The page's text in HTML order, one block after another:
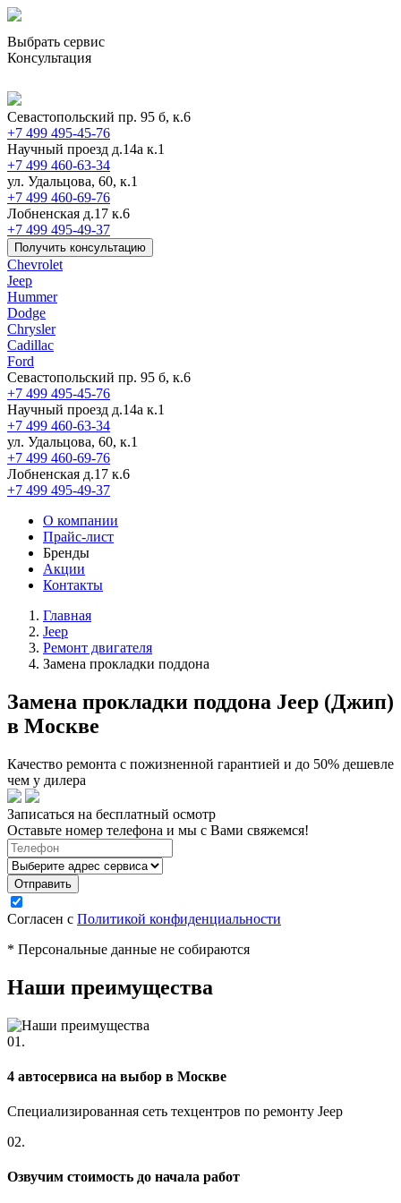
Выбрать сервис
Консультация
Севастопольский пр. 95 б, к.6
+7 499 495-45-76
Научный проезд д.14а к.1
+7 499 460-63-34
ул. Удальцова, 60, к.1
+7 499 460-69-76
Лобненская д.17 к.6
+7 499 495-49-37
Получить консультацию
Chevrolet
Jeep
Hummer
Dodge
Chrysler
Cadillac
Ford
Севастопольский пр. 95 б, к.6
+7 499 495-45-76
Научный проезд д.14а к.1
+7 499 460-63-34
ул. Удальцова, 60, к.1
+7 499 460-69-76
Лобненская д.17 к.6
+7 499 495-49-37
О компании
Прайс-лист
Бренды
Акции
Контакты
Главная
Jeep
Ремонт двигателя
Замена прокладки поддона
Замена прокладки поддона Jeep (Джип)
в Москве
Качество ремонта с пожизненной гарантией и до 50% дешевле
чем у дилера
Записаться на бесплатный осмотр
Оставьте номер телефона и мы с Вами свяжемся!
Согласен с Политикой конфиденциальности
* Персональные данные не собираются
Наши преимущества
01.
4 автосервиса на выбор в Москве
Специализированная сеть техцентров по ремонту Jeep
02.
Озвучим стоимость до начала работ